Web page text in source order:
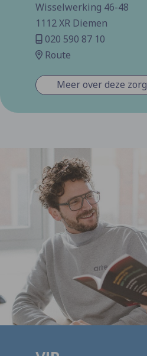
Wisselwerking 46-48
1112 XR Diemen
020 590 87 10
Route
Meer over deze zorg